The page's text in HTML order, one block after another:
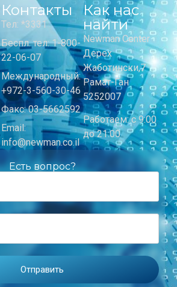
Контакты
Тел: *3331
Беспл. тел: 1-800-
22-06-07
Международный:
+972-3-560-30-46
Факс: 03-5662592
Email:
info@newman.co.il
Как нас
найти
Newman Center
Дерех
Жаботински,7
Рамат-Ган
5252007
Работаем: с 9:00
до 21:00
Есть вопрос?